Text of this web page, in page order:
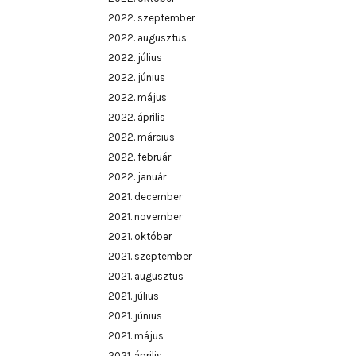
2022. szeptember
2022. augusztus
2022. július
2022. június
2022. május
2022. április
2022. március
2022. február
2022. január
2021. december
2021. november
2021. október
2021. szeptember
2021. augusztus
2021. július
2021. június
2021. május